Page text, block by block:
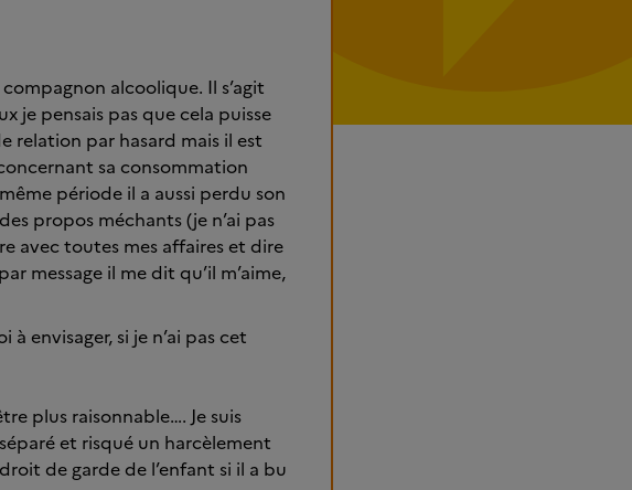
alcoolique. Il s’agit
je pensais pas que cela puisse
relation par hasard mais il est
sa consommation
période il a aussi perdu son
propos méchants (je n’ai pas
avec toutes mes affaires et dire
message il me dit qu’il m’aime,
envisager, si je n’ai pas cet
plus raisonnable…. Je suis
et risqué un harcèlement
de garde de l’enfant si il a bu